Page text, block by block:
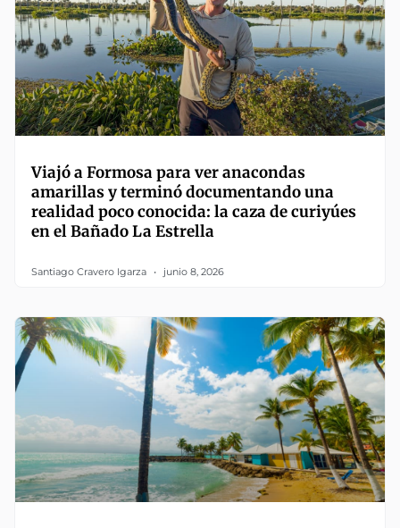
Viajó a Formosa para ver anacondas
amarillas y terminó documentando una
realidad poco conocida: la caza de curiyúes
en el Bañado La Estrella
Santiago Cravero Igarza junio 8, 2026